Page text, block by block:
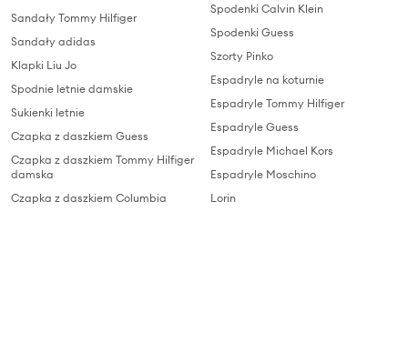
Sandały Tommy Hilfiger
Sandały adidas
Klapki Liu Jo
Spodnie letnie damskie
Sukienki letnie
Czapka z daszkiem Guess
Czapka z daszkiem Tommy Hilfiger
damska
Czapka z daszkiem Columbia
Spodenki Calvin Klein
Spodenki Guess
Szorty Pinko
Espadryle na koturnie
Espadryle Tommy Hilfiger
Espadryle Guess
Espadryle Michael Kors
Espadryle Moschino
Lorin